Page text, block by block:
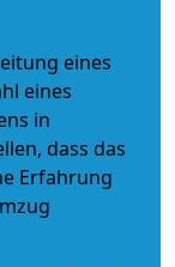
eines
eines
in
dass das
Erfahrung